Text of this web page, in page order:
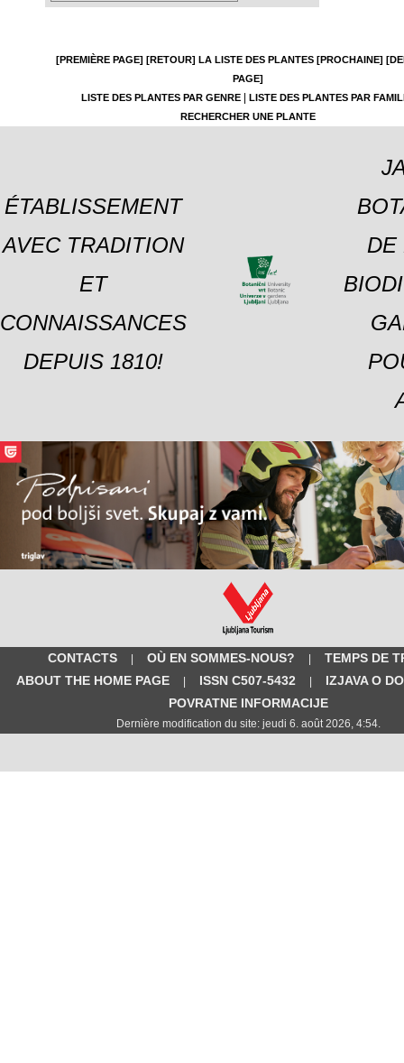
[PREMIÈRE PAGE] [RETOUR] LA LISTE DES PLANTES [PROCHAINE]
PAGE]
LISTE DES PLANTES PAR GENRE|
LISTE DES PLANTES PAR
RECHERCHER UNE PLANTE
ÉTABLISSEMENT
AVEC TRADITION
ET
CONNAISSANCES
DEPUIS 1810!
DE
CONTACTS | OÙ EN SOMMES-NOUS? |
TEMPS DE
ABOUT THE HOME PAGE
| ISSN C507-5432 |
IZJAVA O
POVRATNE INFORMACIJE
Dernière modification du site: jeudi 6. août 2026, 4:54.